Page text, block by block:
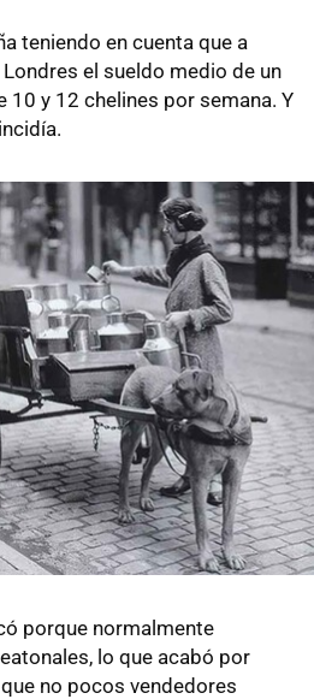
teniendo en cuenta que a
el sueldo medio de un
10 y 12 chelines por semana. Y
porque normalmente
lo que acabó por
no pocos vendedores